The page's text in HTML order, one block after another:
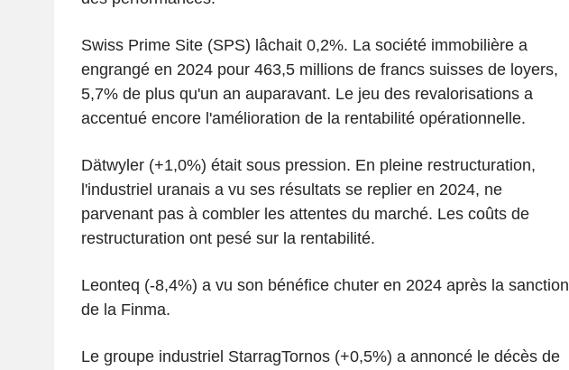
Swiss Prime Site (SPS) lâchait 0,2%. La société immobilière a
engrangé en 2024 pour 463,5 millions de francs suisses de loyers,
5,7% de plus qu'un an auparavant. Le jeu des revalorisations a
accentué encore l'amélioration de la rentabilité opérationnelle.
Dätwyler (+1,0%) était sous pression. En pleine restructuration,
l'industriel uranais a vu ses résultats se replier en 2024, ne
parvenant pas à combler les attentes du marché. Les coûts de
restructuration ont pesé sur la rentabilité.
Leonteq (-8,4%) a vu son bénéfice chuter en 2024 après la sanction
de la Finma.
Le groupe industriel StarragTornos (+0,5%) a annoncé le décès de